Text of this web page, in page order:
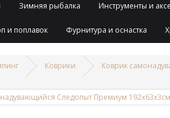
Зимняя рыбалка Инструменты и
и поплавок Фурнитура и оснастка
Коврики Коврик